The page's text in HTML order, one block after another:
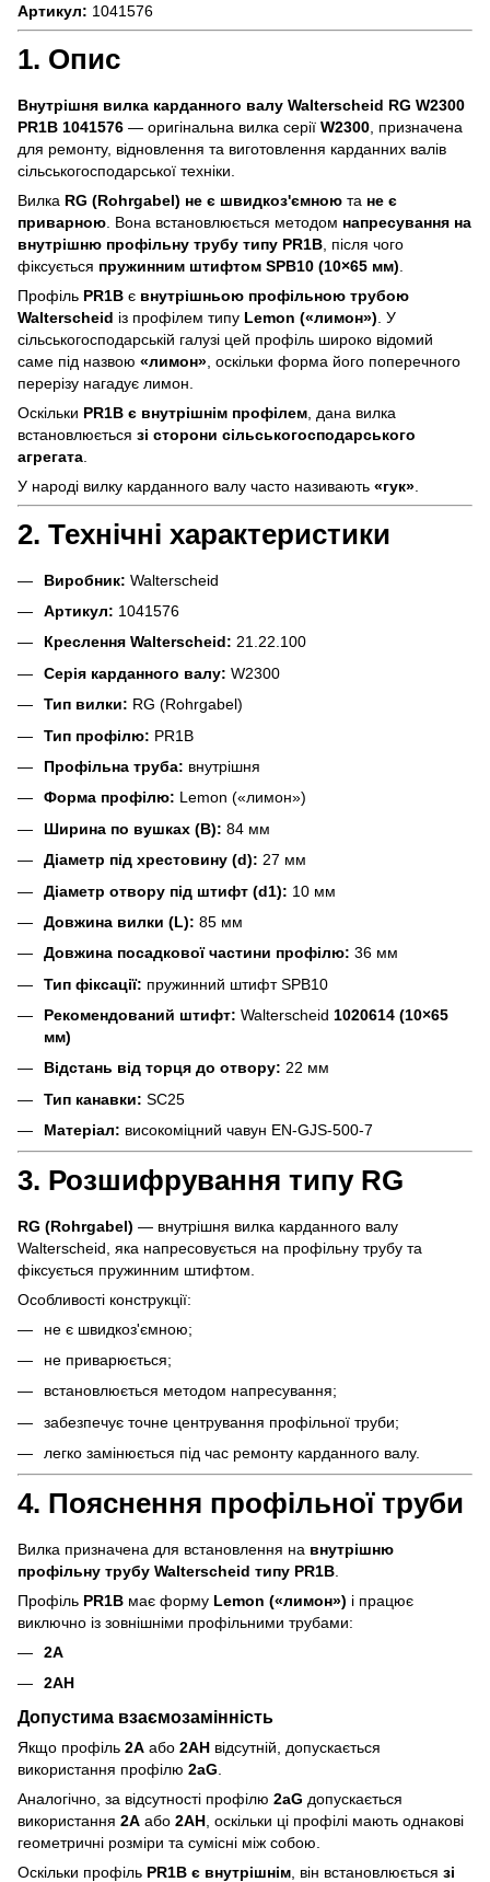
Артикул: 1041576
1. Опис
Внутрішня вилка карданного валу Walterscheid RG W2300
PR1B 1041576 — оригінальна вилка серії W2300 , призначена
для ремонту, відновлення та виготовлення карданних валів
сільськогосподарської техніки.
Вилка RG (Rohrgabel) не є швидкоз'ємною та не є
приварною . Вона встановлюється методом напресування на
внутрішню профільну трубу типу PR1B , після чого
фіксується пружинним штифтом SPB10 (10×65 мм)
Профіль PR1B є внутрішньою профільною трубою
Walterscheid із профілем типу Lemon («лимон») . У
сільськогосподарській галузі цей профіль широко відомий
саме під назвою «лимон» , оскільки форма його поперечного
перерізу нагадує лимон.
Оскільки PR1B є внутрішнім профілем , дана вилка
встановлюється зі сторони сільськогосподарського
агрегата
У народі вилку карданного валу часто називають «гук»
2. Технічні характеристики
Виробник: Walterscheid
Артикул: 1041576
Креслення Walterscheid: 21.22.100
Серія карданного валу: W2300
Тип вилки: RG (Rohrgabel)
Тип профілю: PR1B
Профільна труба: внутрішня
Форма профілю: Lemon («лимон»)
Ширина по вушках (B): 84 мм
Діаметр під хрестовину (d): 27 мм
Діаметр отвору під штифт (d1): 10 мм
Довжина вилки (L): 85 мм
Довжина посадкової частини профілю: 36 мм
Тип фіксації: пружинний штифт SPB10
Рекомендований штифт: Walterscheid 1020614 (10×65
мм)
Відстань від торця до отвору: 22 мм
Тип канавки: SC25
Матеріал: високоміцний чавун EN-GJS-500-7
3. Розшифрування типу RG
RG (Rohrgabel) — внутрішня вилка карданного валу
Walterscheid, яка напресовується на профільну трубу та
фіксується пружинним штифтом.
Особливості конструкції:
не є швидкоз'ємною;
не приварюється;
встановлюється методом напресування;
забезпечує точне центрування профільної труби;
легко замінюється під час ремонту карданного валу.
4. Пояснення профільної труби
Вилка призначена для встановлення на внутрішню
профільну трубу Walterscheid типу PR1B
Профіль PR1B має форму Lemon («лимон») і працює
виключно із зовнішніми профільними трубами:
2A
2AH
Допустима взаємозамінність
Якщо профіль 2A або 2AH відсутній, допускається
використання профілю 2aG
Аналогічно, за відсутності профілю 2aG допускається
використання 2A або 2AH , оскільки ці профілі мають однакові
геометричні розміри та сумісні між собою.
Оскільки профіль PR1B є внутрішнім , він встановлюється зі